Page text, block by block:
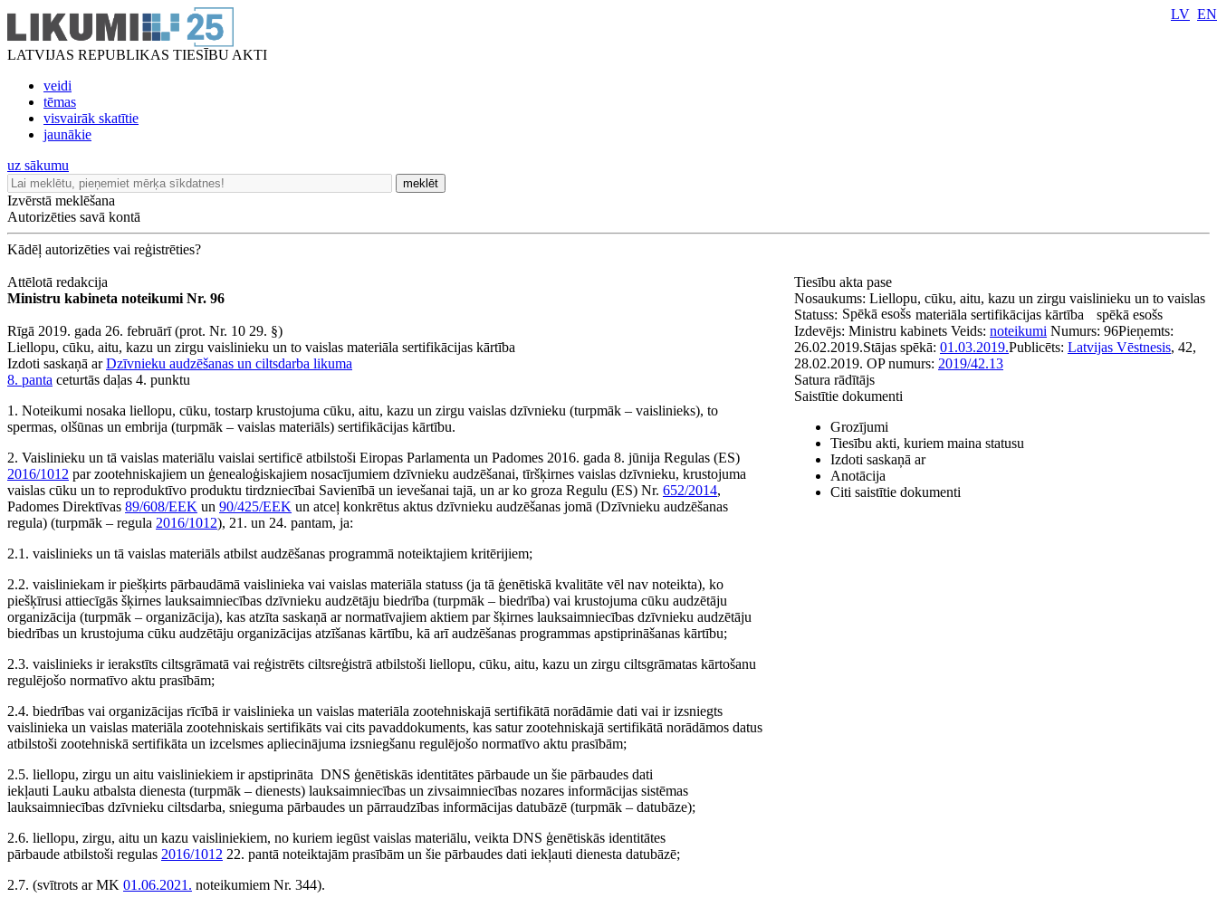
LATVIJAS REPUBLIKAS TIESĪBU AKTI
veidi
tēmas
visvairāk skatītie
jaunākie
LV EN
uz sākumu
meklēt
Izvērstā meklēšana
Autorizēties savā kontā
Kādēļ autorizēties vai reģistrēties?
Attēlotā redakcija
Ministru kabineta noteikumi Nr. 96
Rīgā 2019. gada 26. februārī (prot. Nr. 10 29. §)
Liellopu, cūku, aitu, kazu un zirgu vaislinieku un to vaislas materiāla sertifikācijas kārtība
Izdoti saskaņā arDzīvnieku audzēšanas un ciltsdarba likuma
8. panta ceturtās daļas 4. punktu
1. Noteikumi nosaka liellopu, cūku, tostarp krustojuma cūku, aitu, kazu un zirgu vaislas dzīvnieku (turpmāk – vaislinieks), to
spermas, olšūnas un embrija (turpmāk – vaislas materiāls) sertifikācijas kārtību.
2. Vaislinieku un tā vaislas materiālu vaislai sertificē atbilstoši Eiropas Parlamenta un Padomes 2016. gada 8. jūnija Regulas (ES)
2016/1012 par zootehniskajiem un ģenealoģiskajiem nosacījumiem dzīvnieku audzēšanai, tīršķirnes vaislas dzīvnieku, krustojuma
vaislas cūku un to reproduktīvo produktu tirdzniecībai Savienībā un ievešanai tajā, un ar ko groza Regulu (ES) Nr. 652/2014,
Padomes Direktīvas 89/608/EEK un 90/425/EEK un atceļ konkrētus aktus dzīvnieku audzēšanas jomā (Dzīvnieku audzēšanas
regula) (turpmāk – regula 2016/1012), 21. un 24. pantam, ja:
2.1. vaislinieks un tā vaislas materiāls atbilst audzēšanas programmā noteiktajiem kritērijiem;
2.2. vaisliniekam ir piešķirts pārbaudāmā vaislinieka vai vaislas materiāla statuss (ja tā ģenētiskā kvalitāte vēl nav noteikta), ko
piešķīrusi attiecīgās šķirnes lauksaimniecības dzīvnieku audzētāju biedrība (turpmāk – biedrība) vai krustojuma cūku audzētāju
organizācija (turpmāk – organizācija), kas atzīta saskaņā ar normatīvajiem aktiem par šķirnes lauksaimniecības dzīvnieku audzētāju
biedrības un krustojuma cūku audzētāju organizācijas atzīšanas kārtību, kā arī audzēšanas programmas apstiprināšanas kārtību;
2.3. vaislinieks ir ierakstīts ciltsgrāmatā vai reģistrēts ciltsreģistrā atbilstoši liellopu, cūku, aitu, kazu un zirgu ciltsgrāmatas kārtošanu
regulējošo normatīvo aktu prasībām;
2.4. biedrības vai organizācijas rīcībā ir vaislinieka un vaislas materiāla zootehniskajā sertifikātā norādāmie dati vai ir izsniegts
vaislinieka un vaislas materiāla zootehniskais sertifikāts vai cits pavaddokuments, kas satur zootehniskajā sertifikātā norādāmos datus
atbilstoši zootehniskā sertifikāta un izcelsmes apliecinājuma izsniegšanu regulējošo normatīvo aktu prasībām;
2.5. liellopu, zirgu un aitu vaisliniekiem ir apstiprināta DNS ģenētiskās identitātes pārbaude un šie pārbaudes dati
iekļauti Lauku atbalsta dienesta (turpmāk – dienests) lauksaimniecības un zivsaimniecības nozares informācijas sistēmas
lauksaimniecības dzīvnieku ciltsdarba, snieguma pārbaudes un pārraudzības informācijas datubāzē (turpmāk – datubāze);
2.6. liellopu, zirgu, aitu un kazu vaisliniekiem, no kuriem iegūst vaislas materiālu, veikta DNS ģenētiskās identitātes
pārbaude atbilstoši regulas 2016/1012 22. pantā noteiktajām prasībām un šie pārbaudes dati iekļauti dienesta datubāzē;
2.7. (svītrots ar MK 01.06.2021. noteikumiem Nr. 344).
Tiesību akta pase
Nosaukums: Liellopu, cūku, aitu, kazu un zirgu vaislinieku un to vaislas
materiāla sertifikācijas kārtība
Statuss: Spēkā esošs
spēkā esošs
Izdevējs: Ministru kabinets Veids: noteikumi Numurs: 96Pieņemts:
26.02.2019.Stājas spēkā: 01.03.2019.Publicēts: Latvijas Vēstnesis, 42,
28.02.2019. OP numurs: 2019/42.13
Satura rādītājs
Saistītie dokumenti
Grozījumi
Tiesību akti, kuriem maina statusu
Izdoti saskaņā ar
Anotācija
Citi saistītie dokumenti